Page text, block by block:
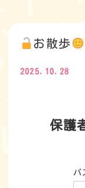
お散歩
2025.10.28
保護
パ